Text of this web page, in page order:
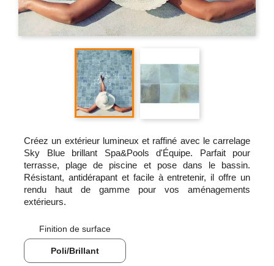
Créez un extérieur lumineux et raffiné avec le carrelage
Sky Blue brillant Spa&Pools d'Équipe. Parfait pour
terrasse, plage de piscine et pose dans le bassin.
Résistant, antidérapant et facile à entretenir, il offre un
rendu haut de gamme pour vos aménagements
extérieurs.
Finition de surface
Poli/Brillant